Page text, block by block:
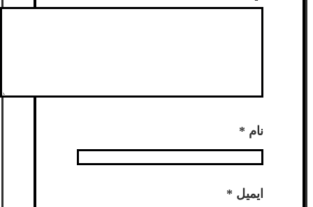
نام *
ایمیل *